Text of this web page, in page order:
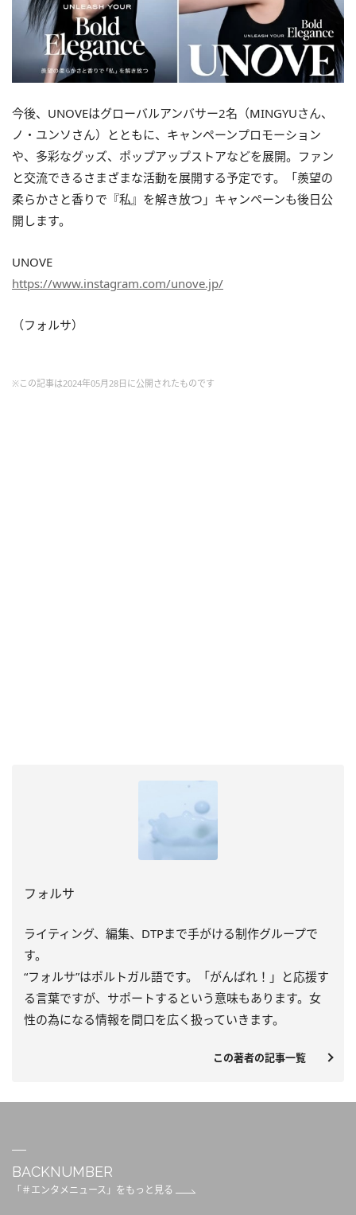
今後、UNOVEはグローバルアンバサー2名（MINGYUさん、
ノ・ユンソさん）とともに、キャンペーンプロモーション
や、多彩なグッズ、ポップアップストアなどを展開。ファン
と交流できるさまざまな活動を展開する予定です。「羨望の
柔らかさと香りで『私』を解き放つ」キャンペーンも後日公
開します。
UNOVE
https://www.instagram.com/unove.jp/
（フォルサ）
※この記事は2024年05月28日に公開されたものです
フォルサ
ライティング、編集、DTPまで手がける制作グループで
す。
“フォルサ”はポルトガル語です。「がんばれ！」と応援す
る言葉ですが、サポートするという意味もあります。女
性の為になる情報を間口を広く扱っていきます。
この著者の記事一覧
BACKNUMBER
「＃エンタメニュース」をもっと見る